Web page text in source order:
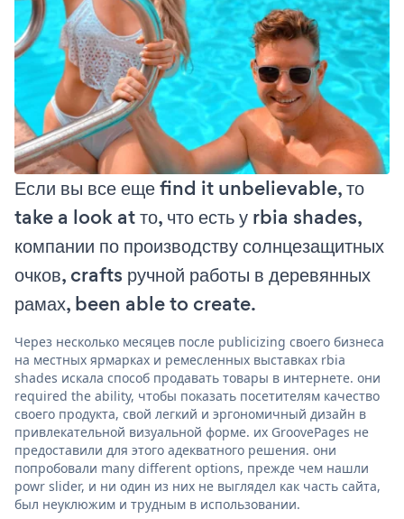
Если вы все еще find it unbelievable, то
take a look at то, что есть у rbia shades,
компании по производству солнцезащитных
очков, crafts ручной работы в деревянных
рамах, been able to create.
Через несколько месяцев после publicizing своего бизнеса
на местных ярмарках и ремесленных выставках rbia
shades искала способ продавать товары в интернете. они
required the ability, чтобы показать посетителям качество
своего продукта, свой легкий и эргономичный дизайн в
привлекательной визуальной форме. их GroovePages не
предоставили для этого адекватного решения. они
попробовали many different options, прежде чем нашли
powr slider, и ни один из них не выглядел как часть сайта,
был неуклюжим и трудным в использовании.